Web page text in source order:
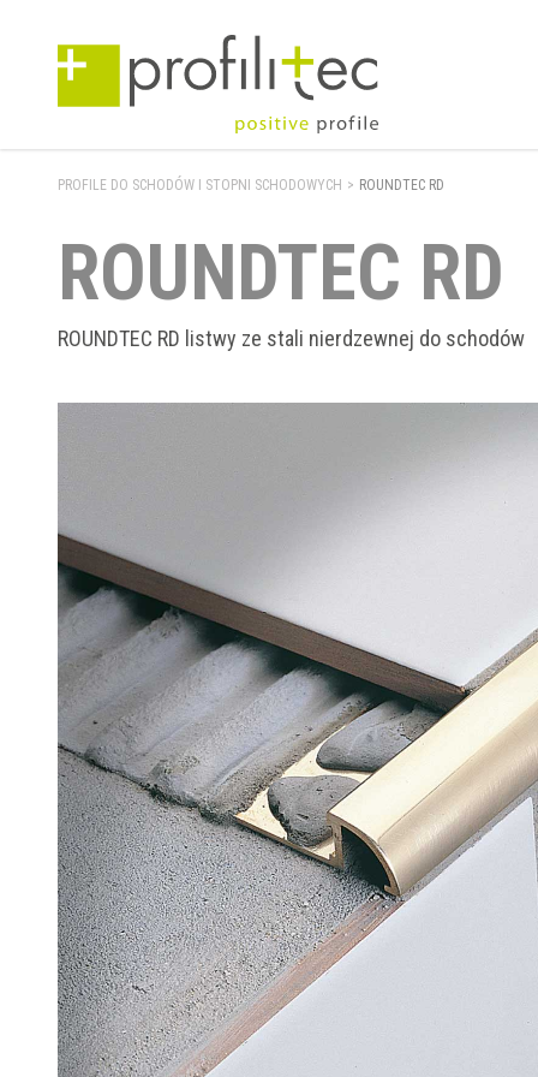
PROFILE DO SCHODÓW I STOPNI SCHODOWYCH > ROUNDTEC RD
ROUNDTEC RD
ROUNDTEC RD listwy ze stali nierdzewnej do schodów